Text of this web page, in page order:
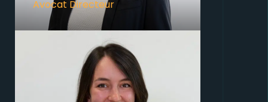
Avocat Directeur